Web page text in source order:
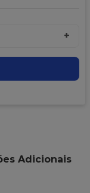
+
Adicionais